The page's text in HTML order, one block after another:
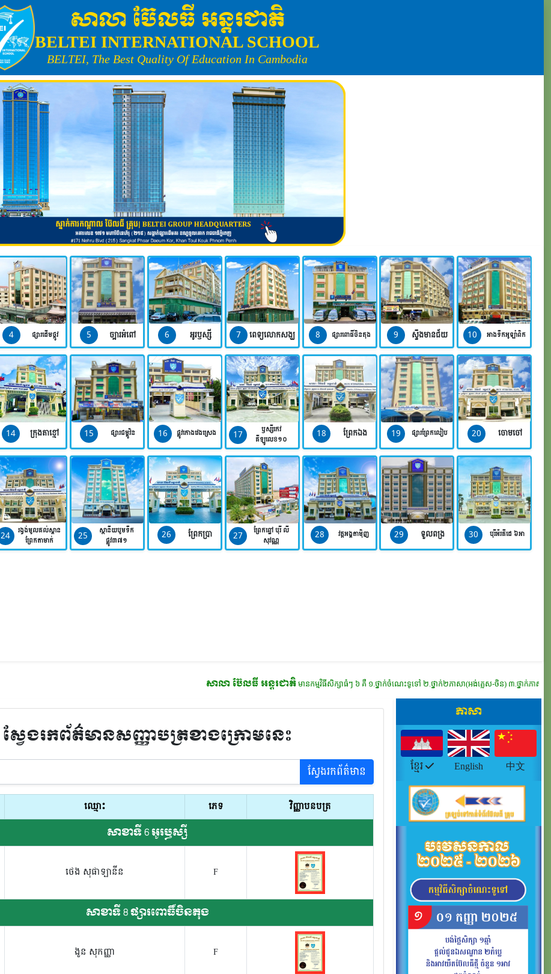
សាលា ប៊ែលធី អន្តរជាតិ
BELTEI INTERNATIONAL SCHOOL
BELTEI, The Best Quality Of Education In Cambodia
4 ផ្សារដើមថ្កូវ 5 ច្បារអំពៅ 6 អូរឫស្សី 7 ពេទ្យលោកសង្ឃ 8 ផ្សារពោធិ៍ចិនតុង 9 ស្ទឹងមានជ័យ 10 អាងទឹកអូឡាំពិក
14 ក្រុងតាខ្មៅ 15 ផ្សារជម្ពូវ័ន 16 ផ្លូវកោងវេងស្រេង 17
ឫស្សីកេវ
គីឡូលេខ១០
18 ព្រែកឯង 19 ផ្សារព្រែកលៀប 20 ចោមចៅ
24
រង្វង់មូលគល់ស្ពាន
ព្រែកតាមាក់
25
ស្ថានីយបូមទឹក
ផ្លូវ៣៧១
26 ព្រែកប្រា 27
ព្រែកព្នៅ បុរី លី
សុវណ្ណ
28 វត្តអង្គតាម៉ិញ 29 ទួលពង្រ 30 បុរីអ័រគីដេ ៦អា
សាលា​ ប៊ែលធី អន្តរជាតិ មានកម្មវិធីសិក្សាធំៗ ៦ គឺ១.ថ្នាក់ចំណេះទូទៅ ២.ថ្នាក់២ភាសា(អង់គ្លេស-ចិន) ៣.ថ្នាក់ភាសាអង់គ្លេសទូទៅ ៤.ថ្
ស្វែងរកព័ត៌មានសញ្ញាបត្រខាងក្រោមនេះ
ស្វែងរកព័ត៌មាន
ឈ្មោះ ភេទ វិញ្ញាបនបត្រ
សាខាទី 6 អូរឫស្សី
ថេង សុផាឡានីន F
សាខាទី 8 ផ្សារពោធិ៍ចិនតុង
ងួន សុកញ្ញា F
ភាសា
ខ្មែរ English 中文